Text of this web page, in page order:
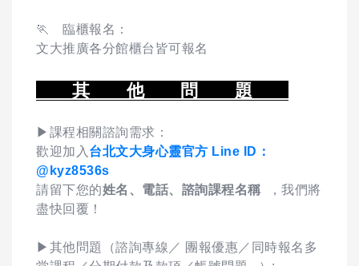
🏃 臨櫃報名：
文大推廣各分館櫃台皆可報名
其 他 問 題
▶課程相關諮詢需求：
歡迎加入 台北文大身心靈官方 Line ID：
@kyz8536s
請留下您的姓名、電話、諮詢課程名稱
，我們將
盡快回覆！
▶其他問題（諮詢專線／ 團報優惠／同時報名多